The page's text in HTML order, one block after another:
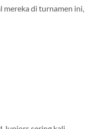
mereka di turnamen ini,